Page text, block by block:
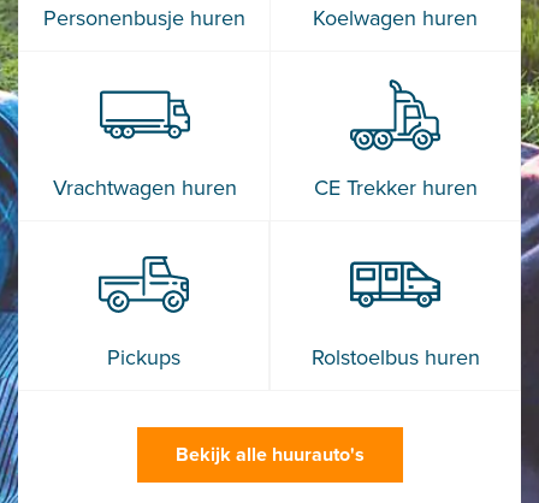
Personenbusje huren Koelwagen huren
Vrachtwagen huren CE Trekker huren
Pickups Rolstoelbus huren
Bekijk alle huurauto's